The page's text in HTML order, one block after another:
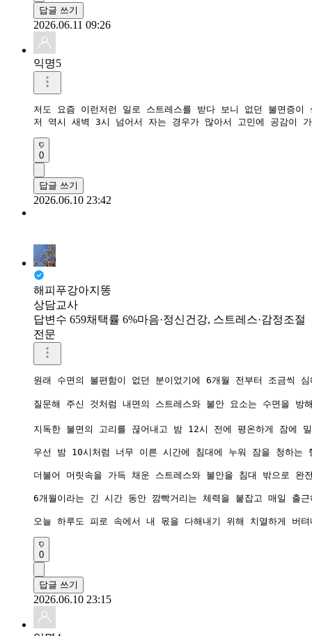
답글 쓰기
2026.06.11 09:26
익명5
저도 요즘 이런저런 일로 스트레스를 받다 보니 없던 불면증이
저 역시 새벽 3시 넘어서 자는 경우가 많아서 고민에 공감이 가
0
답글 쓰기
2026.06.10 23:42
해피푸강아지똥
상담교사
답변수 659채택률 6%마음·정신건강, 스트레스·감정조절
전문
원래 수면의 불편함이 없던 분이었기에 6개월 전부터 조금씩
질문해 주신 것처럼 내면의 스트레스와 불안 요소는 수면을 방
지독한 불면의 고리를 끊어내고 밤 12시 전에 평온하게 잠에
우선 밤 10시처럼 너무 이른 시간에 침대에 누워 잠을 청하는
더불어 머릿속을 가득 채운 스트레스와 불안을 침대 밖으로
6개월이라는 긴 시간 동안 깜빡거리는 체력을 붙잡고 매일 출
0
답글 쓰기
2026.06.10 23:15